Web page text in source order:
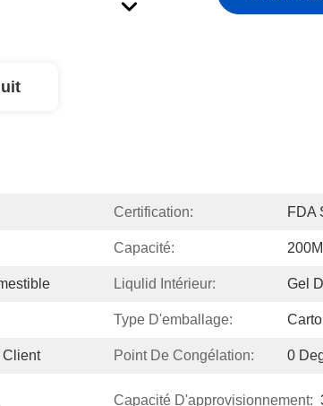
Certification: FDA
Capacité:
Liqulid Intérieur: Gel
Type D'emballage:
Client Point De Congélation: 0
Capacité D'approvisionnement: